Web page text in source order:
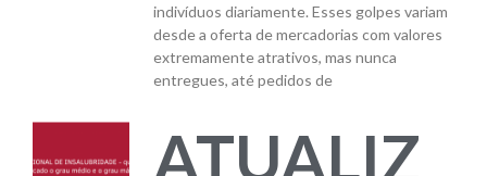
indivíduos diariamente. Esses golpes variam
desde a oferta de mercadorias com valores
extremamente atrativos, mas nunca
entregues, até pedidos de
ATUALIZ